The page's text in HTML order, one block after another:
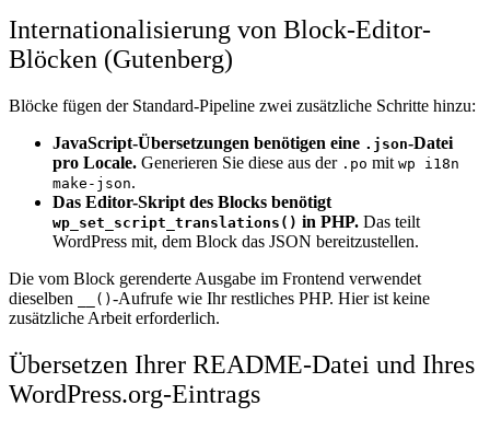
Internationalisierung von Block-Editor-
Blöcken (Gutenberg)
Blöcke fügen der Standard-Pipeline zwei zusätzliche Schritte hinzu:
JavaScript-Übersetzungen benötigen eine .json-Datei
pro Locale. Generieren Sie diese aus der .po mit wp i18n
make-json.
Das Editor-Skript des Blocks benötigt
wp_set_script_translations() in PHP. Das teilt
WordPress mit, dem Block das JSON bereitzustellen.
Die vom Block gerenderte Ausgabe im Frontend verwendet
dieselben
__() -Aufrufe wie Ihr restliches PHP. Hier ist keine
zusätzliche Arbeit erforderlich.
Übersetzen Ihrer README-Datei und Ihres
WordPress.org-Eintrags